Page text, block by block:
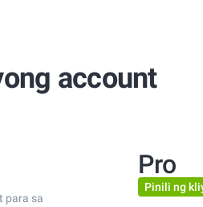
account
para sa
Pro
Pinili ng